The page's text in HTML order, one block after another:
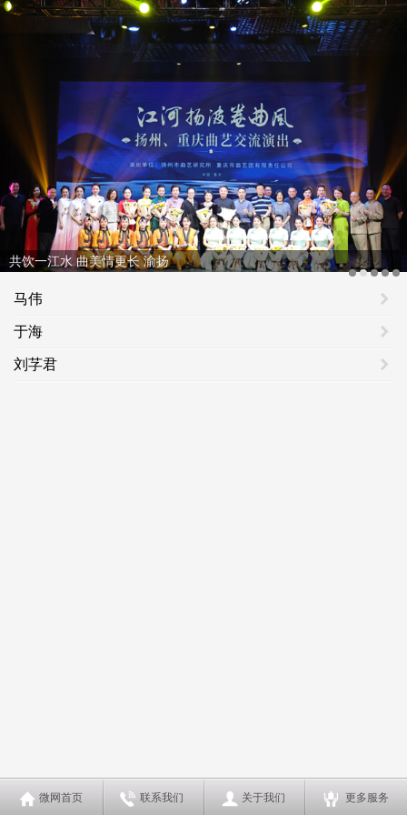
共饮一江水 曲美情更长 渝扬
马伟
于海
刘芓君
微网首页 联系我们 关于我们 更多服务